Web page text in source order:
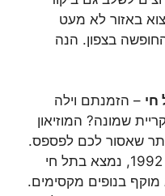
באזור לא מעט
בצפון. הנה
חי – הזמנתם וילה
שמונה? המוזיאון
שאסור לכם לפספס.
המוזיאון, שהוקם בשנת 1992, נמצא בתל חי
מוקף בנופים מקסימים.